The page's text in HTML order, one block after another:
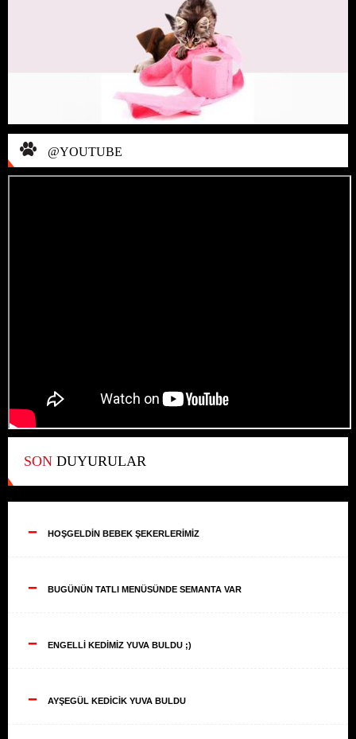
@YOUTUBE
SON DUYURULAR
-- HOŞGELDİN BEBEK ŞEKERLERİMİZ
-- BUGÜNÜN TATLI MENÜSÜNDE SEMANTA VAR
-- ENGELLİ KEDİMİZ YUVA BULDU ;)
-- AYŞEGÜL KEDİCİK YUVA BULDU